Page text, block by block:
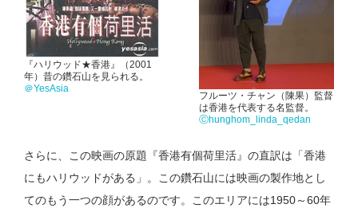
『ハリウッド★香港』（2001
年）昔の鑽石山を見られる。
＠YesAsia
フルーツ・チャン（陳果）監督
は香港を代表する名監督。
Ⓒhunghom_linda_qedan
さらに、この映画の原題『香港有個荷里活』の直訳は「香港
にもハリウッドがある」。この鑽石山には映画の製作地とし
てのもう一つの顔があるのです。このエリアには1950～60年